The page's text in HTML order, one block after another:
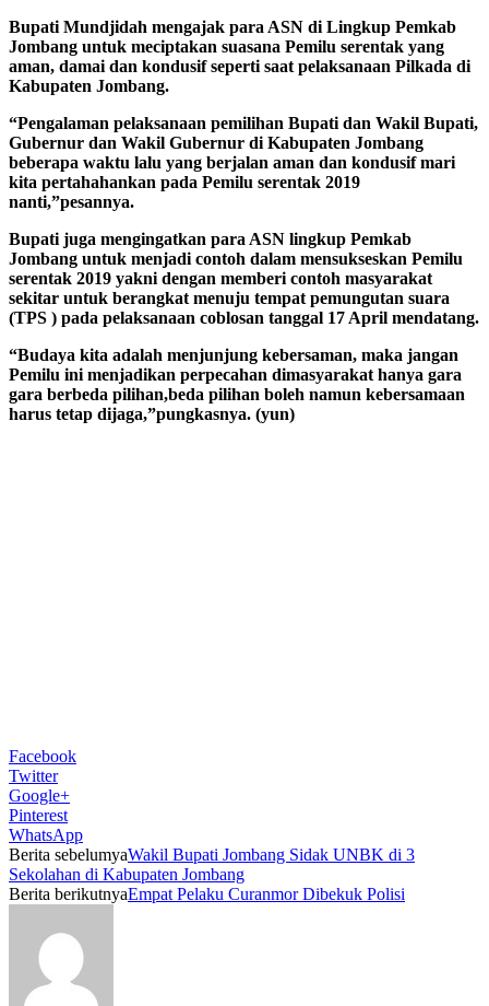
Bupati Mundjidah mengajak para ASN di Lingkup Pemkab
Jombang untuk meciptakan suasana Pemilu serentak yang
aman, damai dan kondusif seperti saat pelaksanaan Pilkada di
Kabupaten Jombang.
“Pengalaman pelaksanaan pemilihan Bupati dan Wakil Bupati,
Gubernur dan Wakil Gubernur di Kabupaten Jombang
beberapa waktu lalu yang berjalan aman dan kondusif mari
kita pertahahankan pada Pemilu serentak 2019
nanti,”pesannya.
Bupati juga mengingatkan para ASN lingkup Pemkab
Jombang untuk menjadi contoh dalam mensukseskan Pemilu
serentak 2019 yakni dengan memberi contoh masyarakat
sekitar untuk berangkat menuju tempat pemungutan suara
(TPS ) pada pelaksanaan coblosan tanggal 17 April mendatang.
“Budaya kita adalah menjunjung kebersaman, maka jangan
Pemilu ini menjadikan perpecahan dimasyarakat hanya gara
gara berbeda pilihan,beda pilihan boleh namun kebersamaan
harus tetap dijaga,”pungkasnya. (yun)
Facebook
Twitter
Google+
Pinterest
WhatsApp
Berita sebelumyaWakil Bupati Jombang Sidak UNBK di 3
Sekolahan di Kabupaten Jombang
Berita berikutnyaEmpat Pelaku Curanmor Dibekuk Polisi